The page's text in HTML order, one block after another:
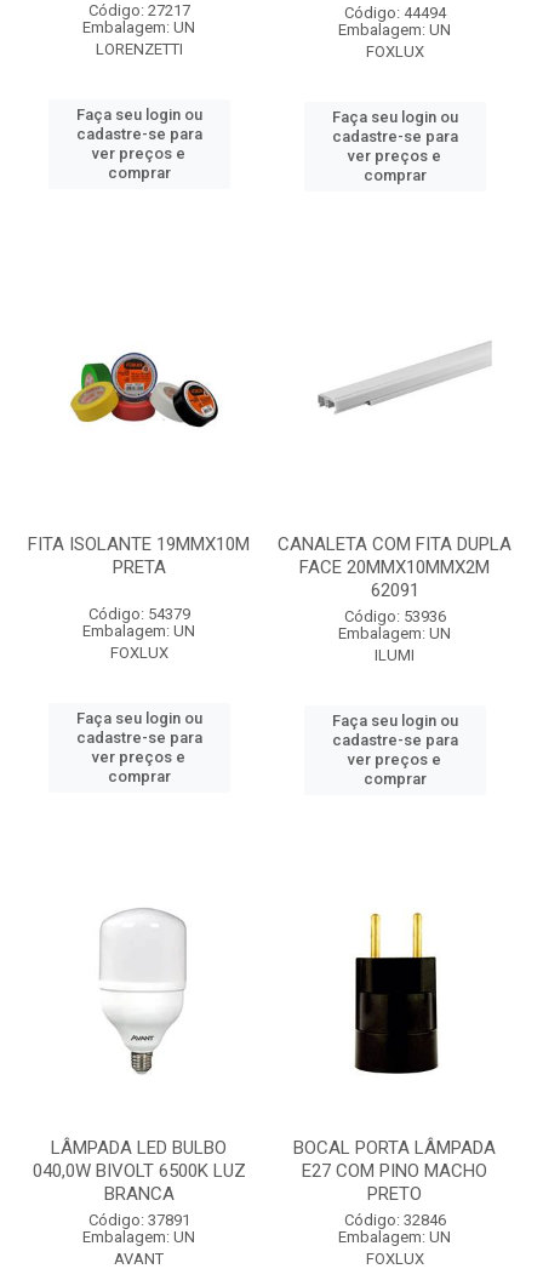
Código: 27217
Embalagem: UN
LORENZETTI
Faça seu login ou
cadastre-se para
ver preços e
comprar
Código: 44494
Embalagem: UN
FOXLUX
Faça seu login ou
cadastre-se para
ver preços e
comprar
FITA ISOLANTE 19MMX10M
PRETA
Código: 54379
Embalagem: UN
FOXLUX
Faça seu login ou
cadastre-se para
ver preços e
comprar
CANALETA COM FITA DUPLA
FACE 20MMX10MMX2M
62091
Código: 53936
Embalagem: UN
ILUMI
Faça seu login ou
cadastre-se para
ver preços e
comprar
LÂMPADA LED BULBO
040,0W BIVOLT 6500K LUZ
BRANCA
Código: 37891
Embalagem: UN
AVANT
BOCAL PORTA LÂMPADA
E27 COM PINO MACHO
PRETO
Código: 32846
Embalagem: UN
FOXLUX